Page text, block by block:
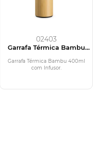
02403
Garrafa Térmica Bambu
Garrafa Térmica Bambu 400ml
com Infusor.